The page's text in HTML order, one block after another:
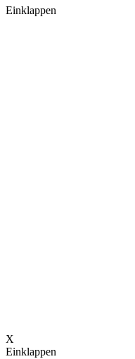
Einklappen
X
Einklappen